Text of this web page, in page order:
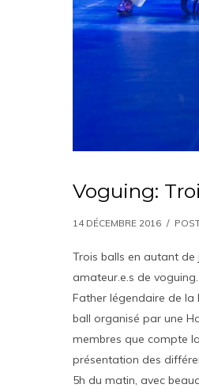
Voguing:
14 DÉCEMBRE 2016 /
Trois balls en autant
amateur.e.s de
Father légendaire de la
ball organisé par une
membres que compte
présentation des
5h du matin, avec